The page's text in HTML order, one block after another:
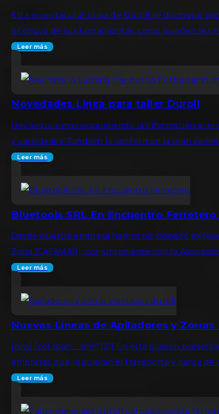
Esta espectacular línea de Duroll se distingue
intensivo de sus herramientas, como pueden ser
Leer más
Novedades Línea para taller Duroll
Hoy seguiremos expandiendo la información
y variedades. También la conforman la gran
Leer más
Bluetools SRL En Encuentro
Desde nuestra empresa hemos participado
Zona (CAFAMAR), conjuntamente con la
Leer más
Nuevas Líneas de Apiladores y
[row] [col span__sm="12"] En esta ocasión
empresas que requieran el transporte y carga de
Leer más